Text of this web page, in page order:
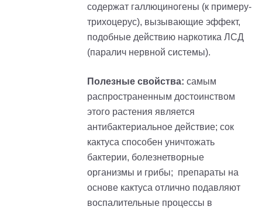
содержат галлюциногены (к примеру-
трихоцерус), вызывающие эффект,
подобные действию наркотика ЛСД
(паралич нервной системы).
Полезные свойства: самым
распространенным достоинством
этого растения является
антибактериальное действие; сок
кактуса способен уничтожать
бактерии, болезнетворные
организмы и грибы; препараты на
основе кактуса отлично подавляют
воспалительные процессы в